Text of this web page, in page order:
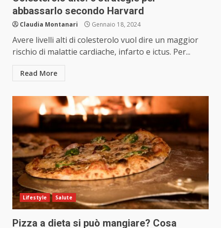
abbassarlo secondo Harvard
Claudia Montanari Gennaio 18, 2024
Avere livelli alti di colesterolo vuol dire un maggior
rischio di malattie cardiache, infarto e ictus. Per...
Read More
Lifestyle Salute
Pizza a dieta si può mangiare? Cosa